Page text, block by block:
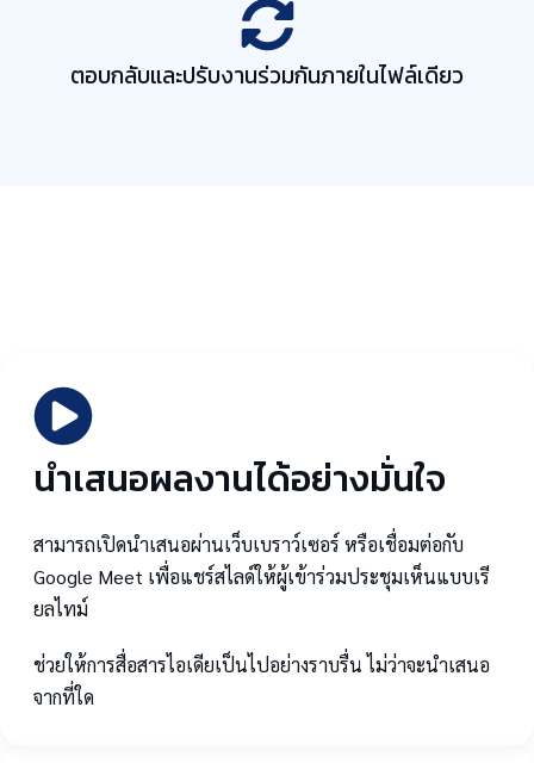
ตอบกลับและปรับงานร่วมกันภายในไฟล์เดียว
นำเสนอผลงานได้อย่างมั่นใจ
สามารถเปิดนำเสนอผ่านเว็บเบราว์เซอร์ หรือเชื่อมต่อกับ
Google Meet เพื่อแชร์สไลด์ให้ผู้เข้าร่วมประชุมเห็นแบบเรี
ยลไทม์
ช่วยให้การสื่อสารไอเดียเป็นไปอย่างราบรื่น ไม่ว่าจะนำเสนอ
จากที่ใด